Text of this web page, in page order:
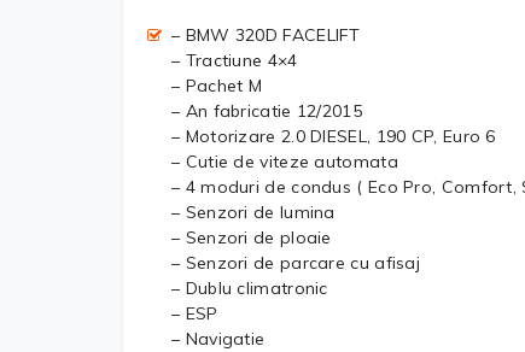
– BMW 320D FACELIFT
– Tractiune 4×4
– Pachet M
– An fabricatie 12/2015
– Motorizare 2.0 DIESEL, 190 CP, Euro 6
– Cutie de viteze automata
– 4 moduri de condus ( Eco Pro, Comfort,
– Senzori de lumina
– Senzori de ploaie
– Senzori de parcare cu afisaj
– Dublu climatronic
– ESP
– Navigatie